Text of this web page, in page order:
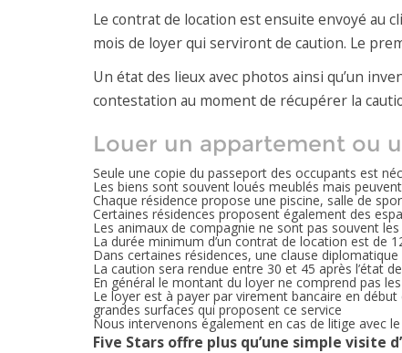
Le contrat de location est ensuite envoyé au
mois de loyer qui serviront de caution. Le
Un état des lieux avec photos ainsi qu’un
contestation au moment de récupérer la
Louer un appartement ou
Seule une copie du passeport des occupants est
Les biens sont souvent loués meublés mais
Chaque résidence propose une piscine, salle de
Certaines résidences proposent également des
Les animaux de compagnie ne sont pas souvent
La durée minimum d’un contrat de location est de
Dans certaines résidences, une clause
La caution sera rendue entre 30 et 45 après l’état
En général le montant du loyer ne comprend pas
Le loyer est à payer par virement bancaire en
grandes surfaces qui proposent ce service
Nous intervenons également en cas de litige avec
Five Stars offre plus qu’une simple visite